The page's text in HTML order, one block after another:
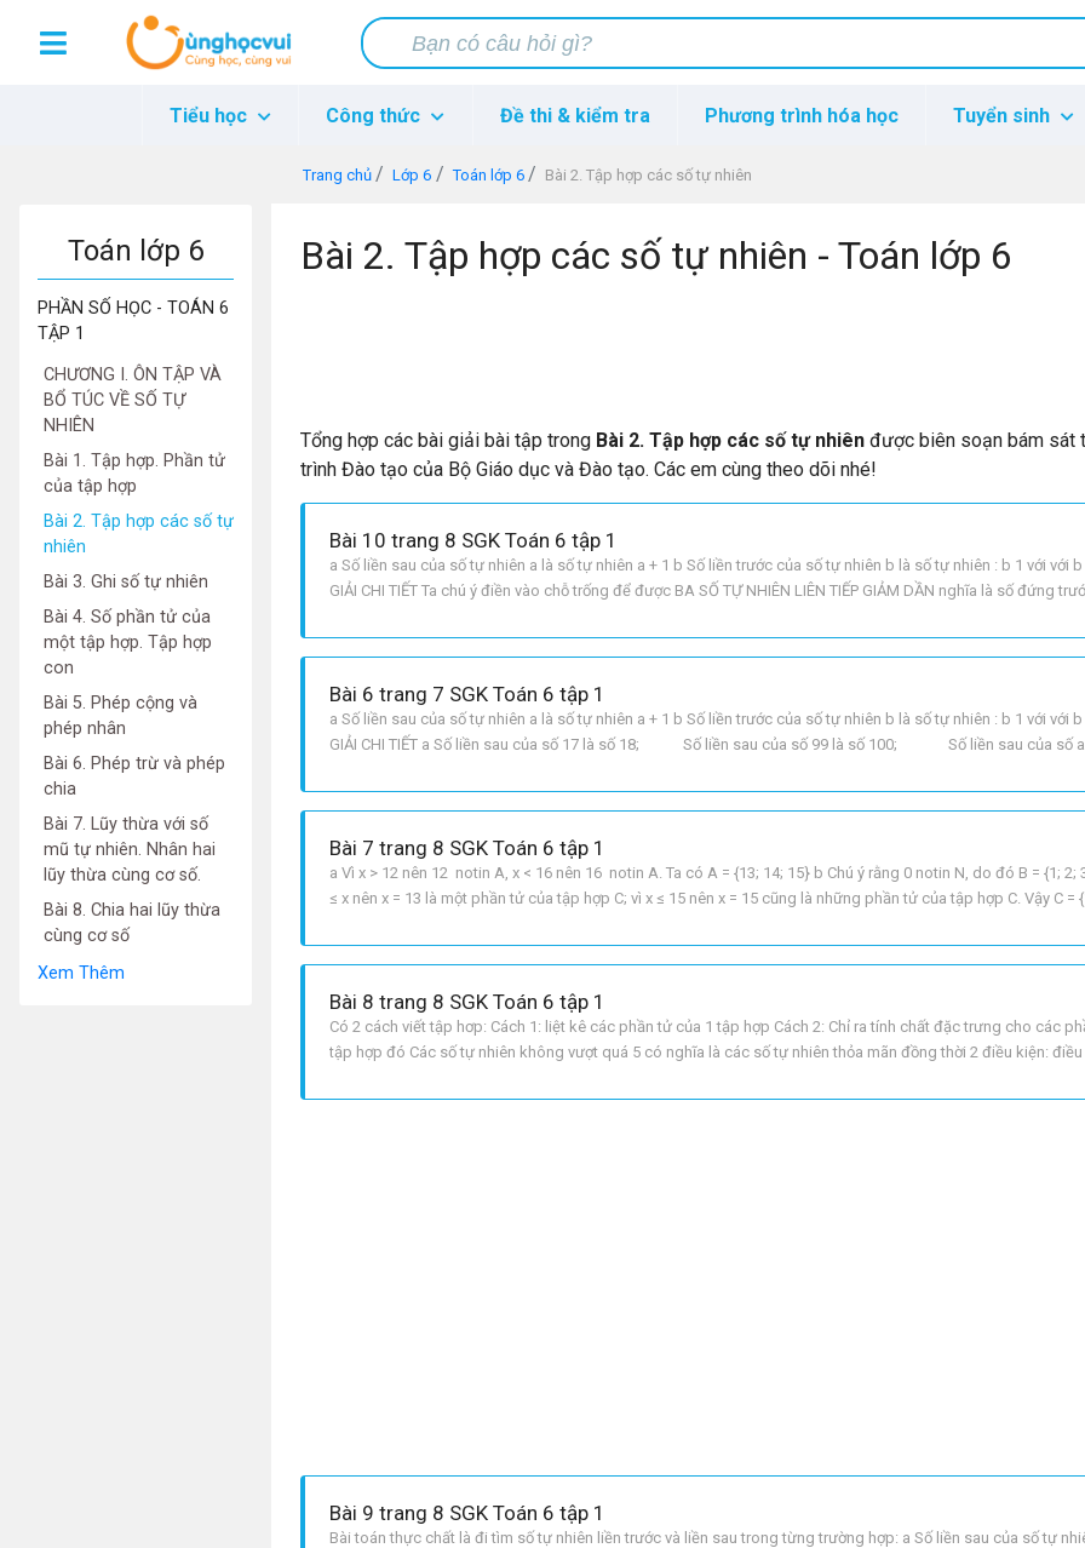
Tiểu học Công thức Đề thi & kiểm tra Phương trình hóa học Tuyển sinh
Trang chủ Lớp 6 Toán lớp 6 Bài 2. Tập hợp các số tự nhiên
Toán lớp 6
PHẦN SỐ HỌC - TOÁN 6
TẬP 1
CHƯƠNG I. ÔN TẬP VÀ
BỔ TÚC VỀ SỐ TỰ
NHIÊN
Bài 1. Tập hợp. Phần tử
của tập hợp
Bài 2. Tập hợp các số tự
nhiên
Bài 3. Ghi số tự nhiên
Bài 4. Số phần tử của
một tập hợp. Tập hợp
con
Bài 5. Phép cộng và
phép nhân
Bài 6. Phép trừ và phép
chia
Bài 7. Lũy thừa với số
mũ tự nhiên. Nhân hai
lũy thừa cùng cơ số.
Bài 8. Chia hai lũy thừa
cùng cơ số
Xem Thêm
Bài 2. Tập hợp các số tự nhiên - Toán lớp 6
Tổng hợp các bài giải bài tập trong Bài 2. Tập hợp các số tự nhiên được biên soạn bám sát
trình Đào tạo của Bộ Giáo dục và Đào tạo. Các em cùng theo dõi nhé!
Bài 10 trang 8 SGK Toán 6 tập 1
a Số liền sau của số tự nhiên a là số tự nhiên a + 1 b Số liền trước của số tự nhiên b là số tự nhiên : b 1 với với
GIẢI CHI TIẾT Ta chú ý điền vào chỗ trống để được BA SỐ TỰ NHIÊN LIÊN TIẾP GIẢM DẦN nghĩa là số đứng
Bài 6 trang 7 SGK Toán 6 tập 1
a Số liền sau của số tự nhiên a là số tự nhiên a + 1 b Số liền trước của số tự nhiên b là số tự nhiên : b 1 với với
GIẢI CHI TIẾT a Số liền sau của số 17 là số 18; Số liền sau của số 99 là số 100; Số liền sau của số a
Bài 7 trang 8 SGK Toán 6 tập 1
a Vì x > 12 nên 12 notin A, x < 16 nên 16 notin A. Ta có A = {13; 14; 15} b Chú ý rằng 0 notin N, do đó B = {1; 2;
≤ x nên x = 13 là một phần tử của tập hợp C; vì x ≤ 15 nên x = 15 cũng là những phần tử của tập hợp C. Vậy C =
Bài 8 trang 8 SGK Toán 6 tập 1
Có 2 cách viết tập hơp: Cách 1: liệt kê các phần tử của 1 tập hợp Cách 2: Chỉ ra tính chất đặc trưng cho các
tập hợp đó Các số tự nhiên không vượt quá 5 có nghĩa là các số tự nhiên thỏa mãn đồng thời 2 điều kiện: điều
Bài 9 trang 8 SGK Toán 6 tập 1
Bài toán thực chất là đi tìm số tự nhiên liền trước và liền sau trong từng trường hợp: a Số liền sau của số tự